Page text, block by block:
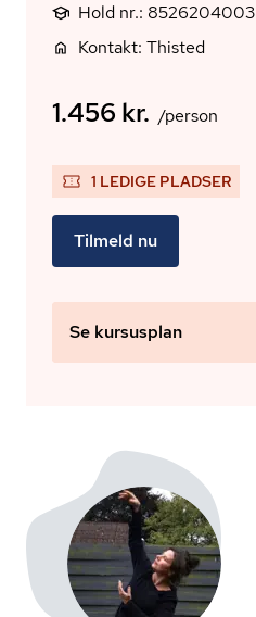
Hold nr.: 8526204003
Kontakt: Thisted
1.456 kr. /person
1 LEDIGE PLADSER
Tilmeld nu
Se kursusplan